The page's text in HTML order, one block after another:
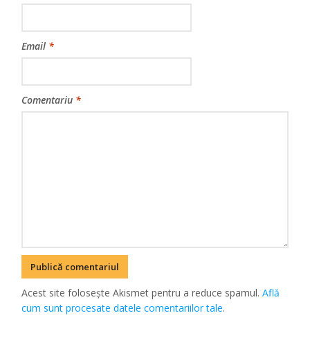
Email *
Comentariu *
Acest site folosește Akismet pentru a reduce spamul.Află
cum sunt procesate datele comentariilor tale.